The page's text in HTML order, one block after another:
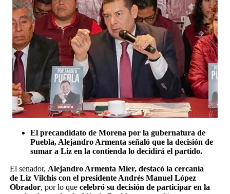
El precandidato de Morena por la gubernatura de
Puebla, Alejandro Armenta señaló que la decisión de
sumar a Liz en la contienda lo decidirá el partido.
El senador, Alejandro Armenta Mier, destacó la cercanía
de Liz Vilchis con el presidente Andrés Manuel López
Obrador, por lo que celebró su decisión de participar en la